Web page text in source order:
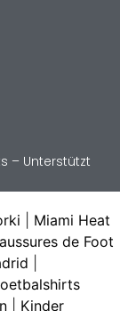
– Unterstützt
Miami Heat
de Foot
Kinder